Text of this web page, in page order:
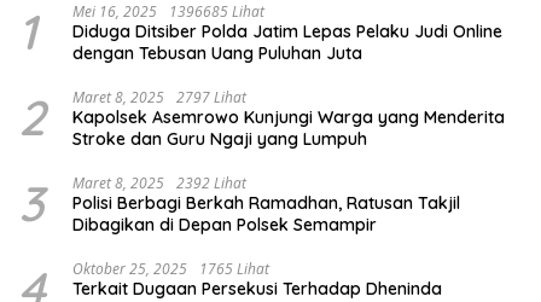
1 Mei 16, 2025 1396685 Lihat
Diduga Ditsiber Polda Jatim Lepas Pelaku Judi Online
dengan Tebusan Uang Puluhan Juta
2 Maret 8, 2025 2797 Lihat
Kapolsek Asemrowo Kunjungi Warga yang Menderita
Stroke dan Guru Ngaji yang Lumpuh
3 Maret 8, 2025 2392 Lihat
Polisi Berbagi Berkah Ramadhan, Ratusan Takjil
Dibagikan di Depan Polsek Semampir
4 Oktober 25, 2025 1765 Lihat
Terkait Dugaan Persekusi Terhadap Dheninda